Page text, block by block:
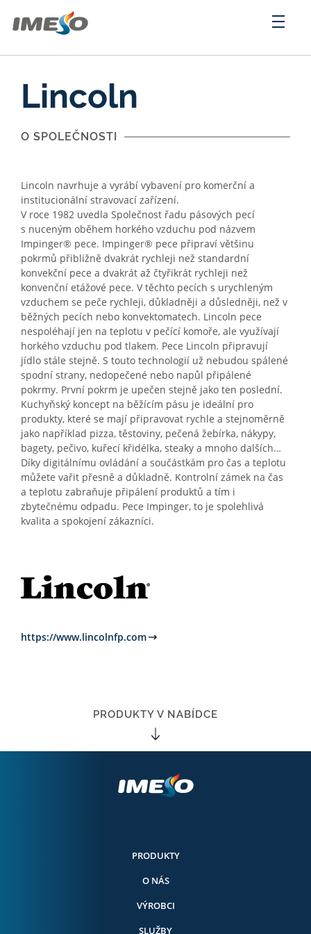
Lincoln
O SPOLEČNOSTI
Lincoln navrhuje a vyrábí vybavení pro komerční a
institucionální stravovací zařízení.
V roce 1982 uvedla Společnost řadu pásových pecí
s nuceným oběhem horkého vzduchu pod názvem
Impinger® pece. Impinger® pece připraví většinu
pokrmů přibližně dvakrát rychleji než standardní
konvekční pece a dvakrát až čtyřikrát rychleji než
konvenční etážové pece. V těchto pecích s urychleným
vzduchem se peče rychleji, důkladněji a důsledněji, než v
běžných pecích nebo konvektomatech. Lincoln pece
nespoléhají jen na teplotu v pečící komoře, ale využívají
horkého vzduchu pod tlakem. Pece Lincoln připravují
jídlo stále stejně. S touto technologií už nebudou spálené
spodní strany, nedopečené nebo napůl připálené
pokrmy. První pokrm je upečen stejně jako ten poslední.
Kuchyňský koncept na běžícím pásu je ideální pro
produkty, které se mají připravovat rychle a stejnoměrně
jako například pizza, těstoviny, pečená žebírka, nákypy,
bagety, pečivo, kuřecí křidélka, steaky a mnoho dalších…
Díky digitálnímu ovládání a součástkám pro čas a teplotu
můžete vařit přesně a důkladně. Kontrolní zámek na čas
a teplotu zabraňuje připálení produktů a tím i
zbytečnému odpadu. Pece Impinger, to je spolehlivá
kvalita a spokojení zákazníci.
https://www.lincolnfp.com
PRODUKTY V NABÍDCE
PRODUKTY
O NÁS
VÝROBCI
SLUŽBY